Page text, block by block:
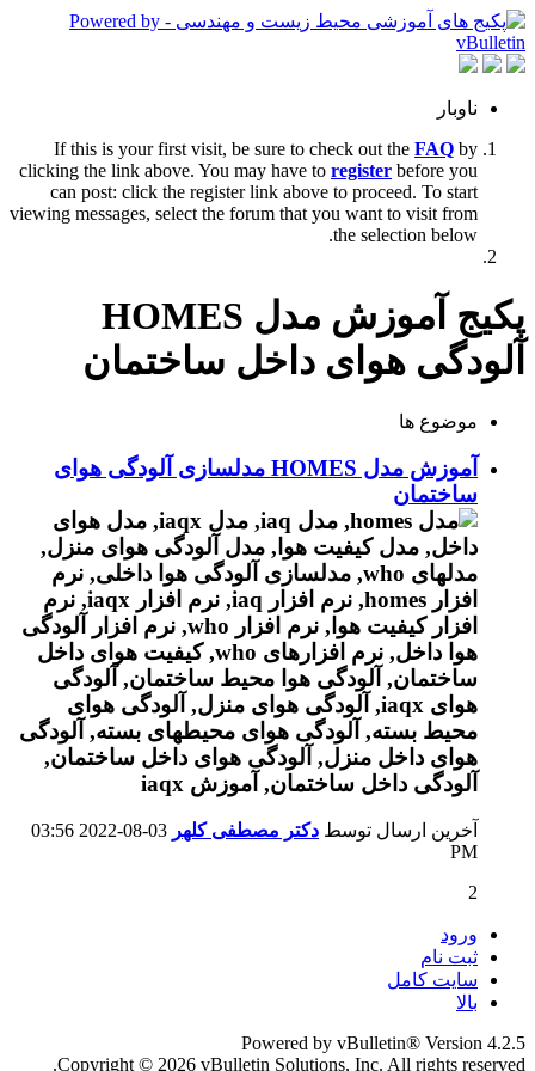
ناوبار
If this is your first visit, be sure to check out the FAQ by
clicking the link above. You may have to register before you
can post: click the register link above to proceed. To start
viewing messages, select the forum that you want to visit from
the selection below.
پکیج آموزش مدل HOMES
آلودگی هوای داخل ساختمان
موضوع ها
آموزش مدل HOMES مدلسازی آلودگی هوای
ساختمان
آخرین ارسال توسط دکتر مصطفی کلهر
03:56
PM
2
ورود
ثبت نام
سایت کامل
بالا
Powered by vBulletin® Version 4.2.5
Copyright © 2026 vBulletin Solutions, Inc. All rights reserved.